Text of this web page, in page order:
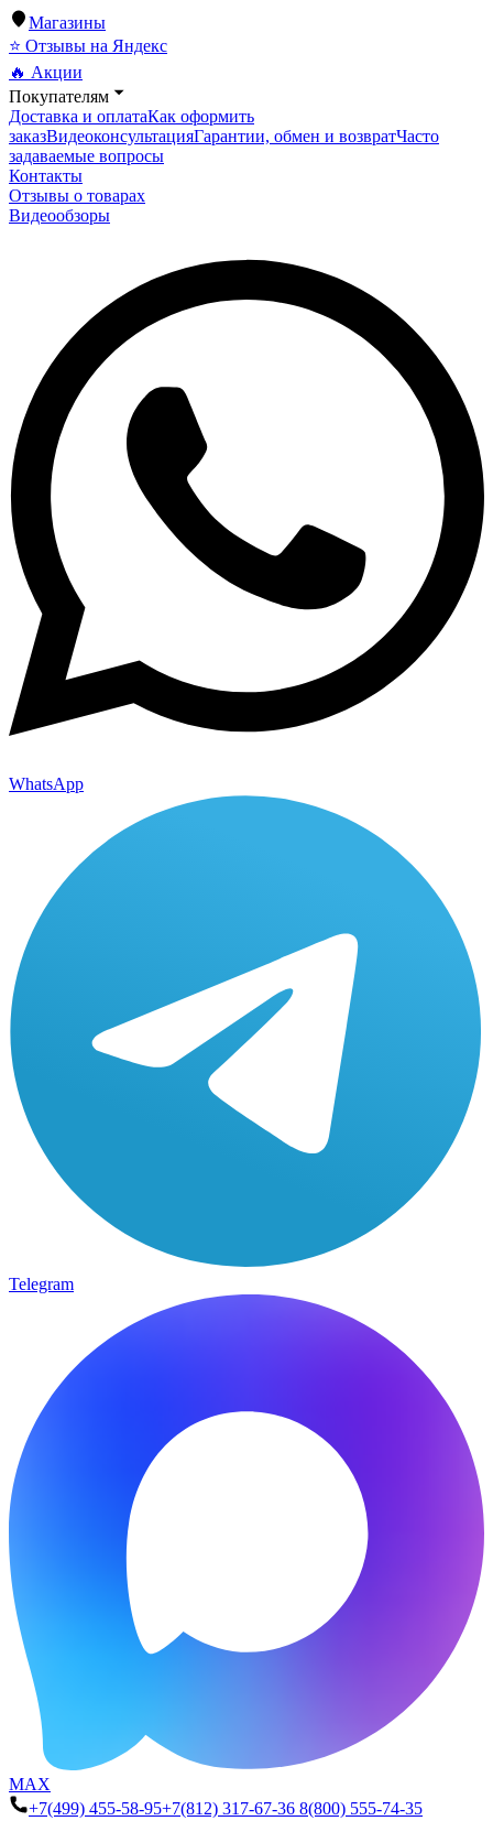
Магазины
⭐ Отзывы на Яндекс
🔥 Акции
Покупателям
Доставка и оплатаКак оформить
заказВидеоконсультацияГарантии, обмен и возвратЧасто
задаваемые вопросы
Контакты
Отзывы о товарах
Видеообзоры
WhatsApp
Telegram
MAX
+7(499) 455-58-95+7(812) 317-67-36 8(800) 555-74-35